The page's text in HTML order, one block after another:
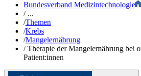
Bundesverband Medizintechnologie
/...
/Themen
/Krebs
/Mangelernährung
/Therapie der Mangelernährung bei
Patient:innen